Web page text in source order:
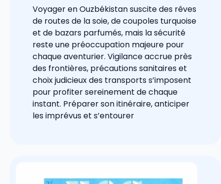
Voyager en Ouzbékistan suscite des rêves
de routes de la soie, de coupoles turquoise
et de bazars parfumés, mais la sécurité
reste une préoccupation majeure pour
chaque aventurier. Vigilance accrue près
des frontières, précautions sanitaires et
choix judicieux des transports s’imposent
pour profiter sereinement de chaque
instant. Préparer son itinéraire, anticiper
les imprévus et s’entourer